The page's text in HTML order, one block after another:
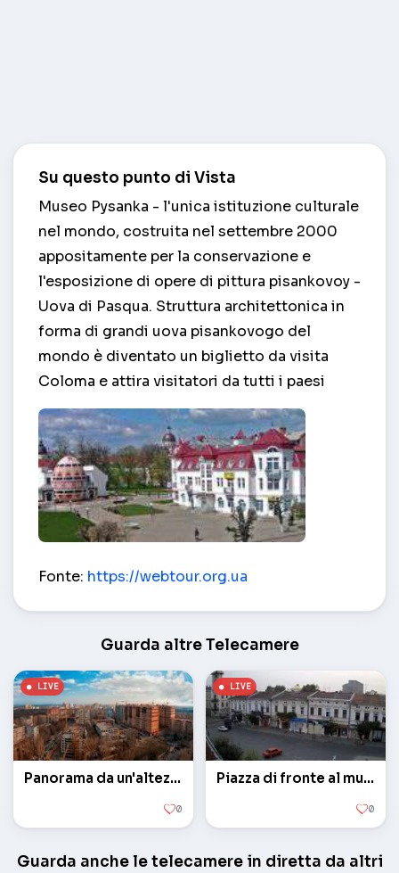
Su questo punto di Vista
Museo Pysanka - l'unica istituzione culturale
nel mondo, costruita nel settembre 2000
appositamente per la conservazione e
l'esposizione di opere di pittura pisankovoy -
Uova di Pasqua. Struttura architettonica in
forma di grandi uova pisankovogo del
mondo è diventato un biglietto da visita
Coloma e attira visitatori da tutti i paesi
Fonte: https://webtour.org.ua
Guarda altre Telecamere
Panorama da un'altezza
0
Piazza di fronte al municipio
0
Guarda anche le telecamere in diretta da altri